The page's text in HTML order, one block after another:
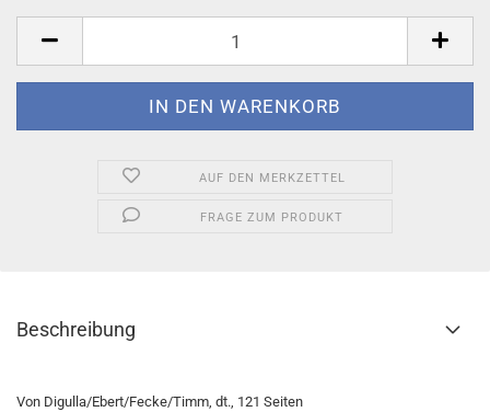
AUF DEN MERKZETTEL
FRAGE ZUM PRODUKT
Beschreibung
Von Digulla/Ebert/Fecke/Timm, dt., 121 Seiten